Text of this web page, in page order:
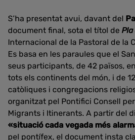
S’ha presentat avui, davant del
document final, sota el títol de
Internacional de la Pastoral de la
Es basa en les paraules que el
seus participants, de 42 països,
tots els continents del món, i de
catòliques i congregacions
organitzat pel Pontifici Consell
Migrants i Itinerants. A partir del
«situació cada vegada més
pel pontífex, el document insta